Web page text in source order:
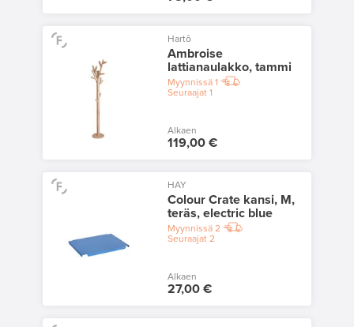
Hartô
Ambroise
lattianaulakko, tammi
Myynnissä1
Seuraajat1
Alkaen
119,00 €
HAY
Colour Crate kansi, M,
teräs, electric blue
Myynnissä2
Seuraajat2
Alkaen
27,00 €